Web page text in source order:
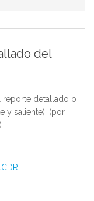
del
reporte detallado o
y saliente), (por